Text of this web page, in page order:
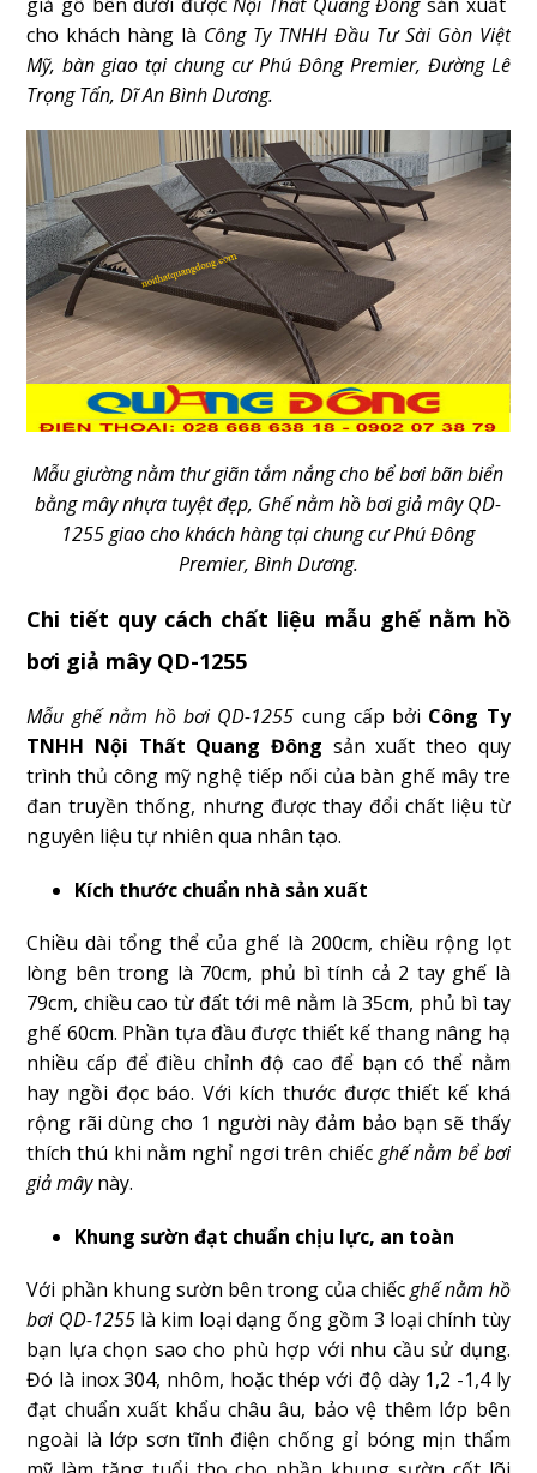
cho khách hàng là Công Ty TNHH Đầu Tư Sài Gòn Việt
Mỹ, bàn giao tại chung cư Phú Đông Premier, Đường Lê
Trọng Tấn, Dĩ An Bình Dương.
Mẫu giường nằm thư giãn tắm nắng cho bể bơi bãn biển
bằng mây nhựa tuyệt đẹp, Ghế nằm hồ bơi giả mây QD-
1255 giao cho khách hàng tại chung cư Phú Đông
Premier, Bình Dương.
Chi tiết quy cách chất liệu mẫu ghế nằm hồ
bơi giả mây QD-1255
Mẫu ghế nằm hồ bơi QD-1255 cung cấp bởi Công Ty
TNHH Nội Thất Quang Đông sản xuất theo quy
trình thủ công mỹ nghệ tiếp nối của bàn ghế mây tre
đan truyền thống, nhưng được thay đổi chất liệu từ
nguyên liệu tự nhiên qua nhân tạo.
Kích thước chuẩn nhà sản xuất
Chiều dài tổng thể của ghế là 200cm, chiều rộng lọt
lòng bên trong là 70cm, phủ bì tính cả 2 tay ghế là
79cm, chiều cao từ đất tới mê nằm là 35cm, phủ bì tay
ghế 60cm. Phần tựa đầu được thiết kế thang nâng hạ
nhiều cấp để điều chỉnh độ cao để bạn có thể nằm
hay ngồi đọc báo. Với kích thước được thiết kế khá
rộng rãi dùng cho 1 người này đảm bảo bạn sẽ thấy
thích thú khi nằm nghỉ ngơi trên chiếc ghế nằm bể bơi
giả mâynày.
Khung sườn đạt chuẩn chịu lực, an toàn
Với phần khung sườn bên trong của chiếcghế nằm hồ
bơi QD-1255là kim loại dạng ống gồm 3 loại chính tùy
bạn lựa chọn sao cho phù hợp với nhu cầu sử dụng.
Đó là inox 304, nhôm, hoặc thép với độ dày 1,2 -1,4 ly
đạt chuẩn xuất khẩu châu âu, bảo vệ thêm lớp bên
ngoài là lớp sơn tĩnh điện chống gỉ bóng mịn thẩm